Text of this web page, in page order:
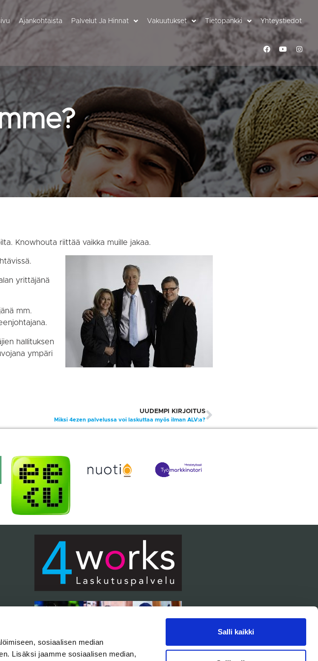
sosiaalisen median
Lisäksi jaamme sosiaalisen median,
Salli kaikki
Ajankohtaista Palvelut Ja Hinnat Vakuutukset Tietopankki Yhteystiedot
Knowhouta riittää vaikka muille jakaa.
yrittäjänä
mm.
hallituksen
ympäri
UUDEMPI KIRJOITUS
Miksi 4ezen palvelussa voi laskuttaa myös ilman ALV:a?